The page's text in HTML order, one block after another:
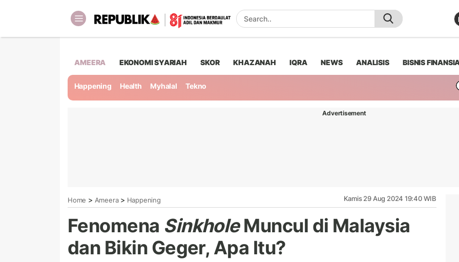
AMEERA EKONOMI SYARIAH SKOR KHAZANAH IQRA NEWS ANALISIS BISNIS
Happening Health Myhalal Tekno
Advertisement
Home > Ameera> Happening Kamis 29 Aug 2024 19:40 WIB
Fenomena SinkholeMuncul di Malaysia
dan Bikin Geger, Apa Itu?